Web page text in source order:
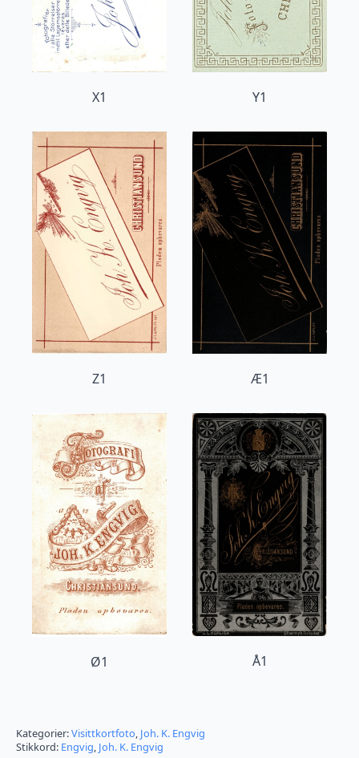
X1 Y1
Z1 Æ1
Ø1 Å1
Kategorier:Visittkortfoto, Joh. K. Engvig
Stikkord: Engvig, Joh. K. Engvig